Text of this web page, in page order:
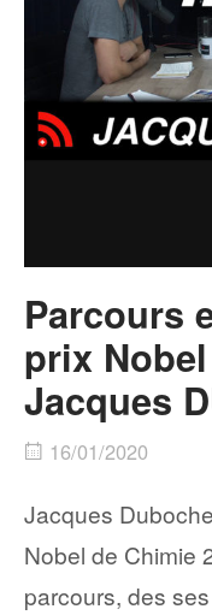
Parcours
prix
Jacques
16/01/2020
Jacques
Nobel de Chimie
parcours, des